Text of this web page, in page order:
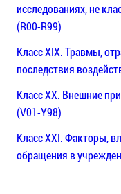
исследованиях, не
(R00-R99)
Класс XIX. Травмы,
последствия
Класс XX. Внешние
(V01-Y98)
Класс XXI. Факторы,
обращения в